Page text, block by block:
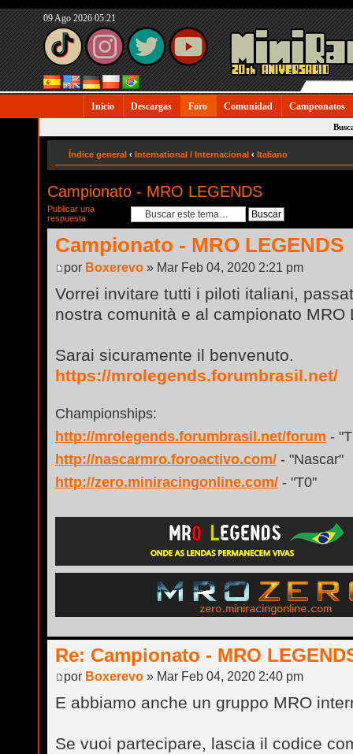
09 Ago 2026 05:21
Inicio Descargas Foro Comunidad Campeonatos
Índice general ‹ International / Internacional ‹ Italiano
Campionato - MRO LEGENDS
Publicar una
respuesta
Campionato - MRO LEGENDS
por Boxerevo » Mar Feb 04, 2020 2:21 pm
Vorrei invitare tutti i piloti italiani,
nostra comunità e al campionato MRO
Sarai sicuramente il benvenuto.
https://mrolegends.forumbrasil.net/
Championships:
http://mrolegends.forumbrasil.net/forum -
http://nascarmro.foroactivo.com/ - "Nascar"
http://zero.miniracingonline.com/ - "T0"
Re: Campionato - MRO
por Boxerevo » Mar Feb 04, 2020 2:40 pm
E abbiamo anche un gruppo MRO
Se vuoi partecipare, lascia il codice